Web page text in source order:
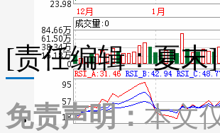
[责任编辑：夏末]
免责声明：本文